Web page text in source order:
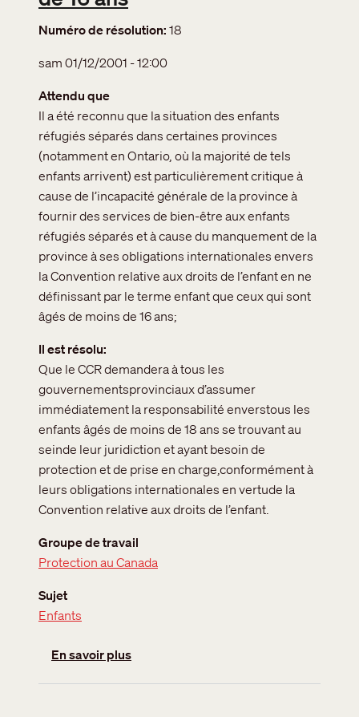
Numéro de résolution 18
sam 01/12/2001 - 12:00
Attendu que
Il a été reconnu que la situation des enfants
réfugiés séparés dans certaines provinces
(notamment en Ontario, où la majorité de tels
enfants arrivent) est particulièrement critique à
cause de l’incapacité générale de la province à
fournir des services de bien-être aux enfants
réfugiés séparés et à cause du manquement de la
province à ses obligations internationales envers
la Convention relative aux droits de l’enfant en ne
définissant par le terme enfant que ceux qui sont
âgés de moins de 16 ans;
Il est résolu
Que le CCR demandera à tous les
gouvernementsprovinciaux d’assumer
immédiatement la responsabilité enverstous les
enfants âgés de moins de 18 ans se trouvant au
seinde leur juridiction et ayant besoin de
protection et de prise en charge,conformément à
leurs obligations internationales en vertude la
Convention relative aux droits de l’enfant.
Groupe de travail
Protection au Canada
Sujet
Enfants
En savoir plussur Enfants séparés âgés de plus de 16